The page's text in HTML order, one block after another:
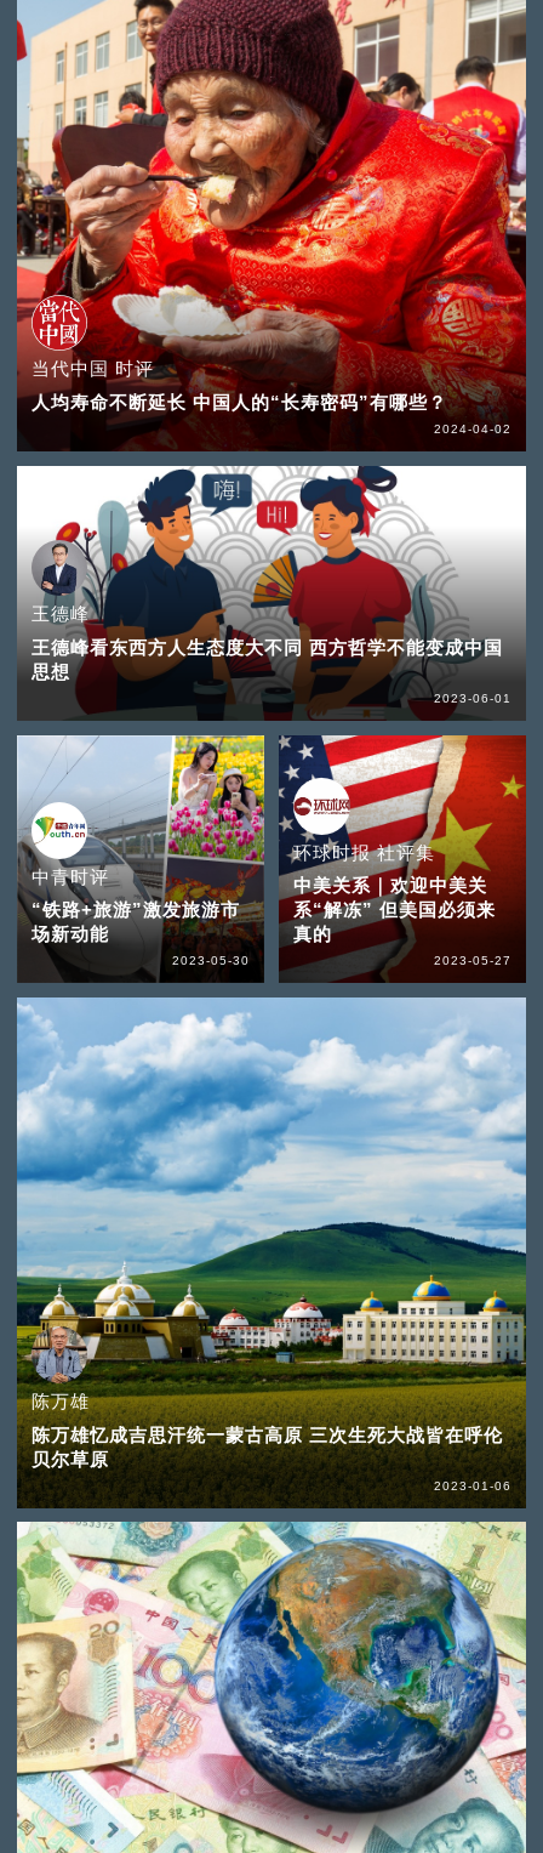
当代中国 时评
人均寿命不断延长 中国人的“长寿密码”有哪些？
2024-04-02
王德峰
王德峰看东西方人生态度大不同 西方哲学不能变成中国
思想
2023-06-01
中青时评
“铁路+旅游”激发旅游市
场新动能
2023-05-30
环球时报 社评集
中美关系｜欢迎中美关
系“解冻” 但美国必须来
真的
2023-05-27
陈万雄
陈万雄忆成吉思汗统一蒙古高原 三次生死大战皆在呼伦
贝尔草原
2023-01-06